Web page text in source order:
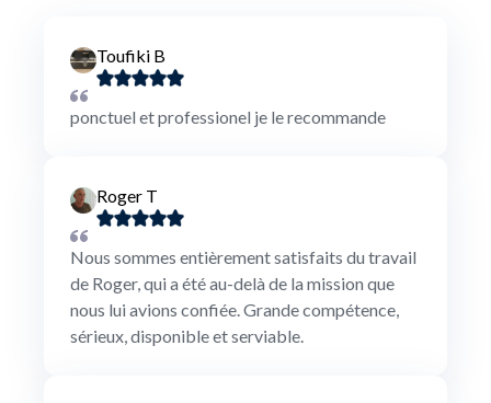
Toufiki B
ponctuel et professionel je le recommande
Roger T
Nous sommes entièrement satisfaits du travail
de Roger, qui a été au-delà de la mission que
nous lui avions confiée. Grande compétence,
sérieux, disponible et serviable.